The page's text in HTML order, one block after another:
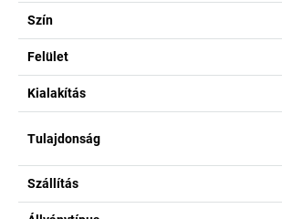
Szín
Felület
Kialakítás
Tulajdonság
Szállítás